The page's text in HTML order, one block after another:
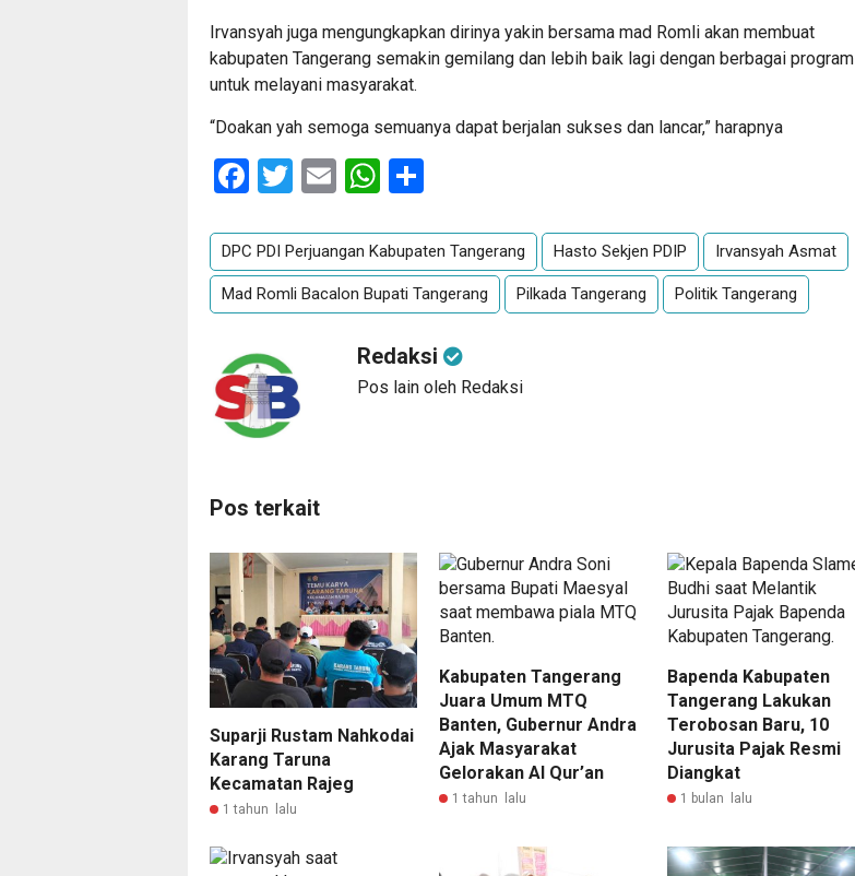
Irvansyah juga mengungkapkan dirinya yakin bersama mad Romli akan membuat
kabupaten Tangerang semakin gemilang dan lebih baik lagi dengan berbagai program
untuk melayani masyarakat.
“Doakan yah semoga semuanya dapat berjalan sukses dan lancar,” harapnya
Facebook
Twitter
EmailWhatsApp
DPC PDI Perjuangan Kabupaten Tangerang Hasto Sekjen PDIP Irvansyah Asmat
Mad Romli Bacalon Bupati Tangerang Pilkada Tangerang Politik Tangerang
Redaksi
Pos lain oleh Redaksi
Pos terkait
Suparji Rustam Nahkodai
Karang Taruna
Kecamatan Rajeg
1 tahun lalu
Kabupaten Tangerang
Juara Umum MTQ
Banten, Gubernur Andra
Ajak Masyarakat
Gelorakan Al Qur’an
1 tahun lalu
Bapenda Kabupaten
Tangerang Lakukan
Terobosan Baru, 10
Jurusita Pajak Resmi
Diangkat
1 bulan lalu